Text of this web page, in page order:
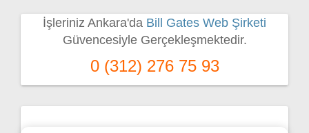
İşleriniz Ankara'da Bill Gates Web Şirketi
Güvencesiyle Gerçekleşmektedir.
0 (312) 276 75 93